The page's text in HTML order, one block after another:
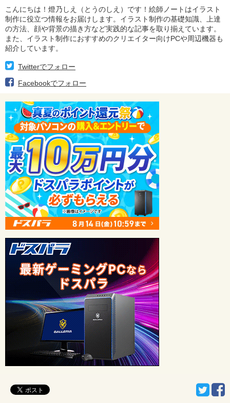
こんにちは！燈乃しえ（とうのしえ）です！絵師ノートはイラスト
制作に役立つ情報をお届けします。イラスト制作の基礎知識、上達
の方法、顔や背景の描き方など実践的な記事を取り揃えています。
また、イラスト制作におすすめのクリエイター向けPCや周辺機器も
紹介しています。
Twitterでフォロー
Facebookでフォロー